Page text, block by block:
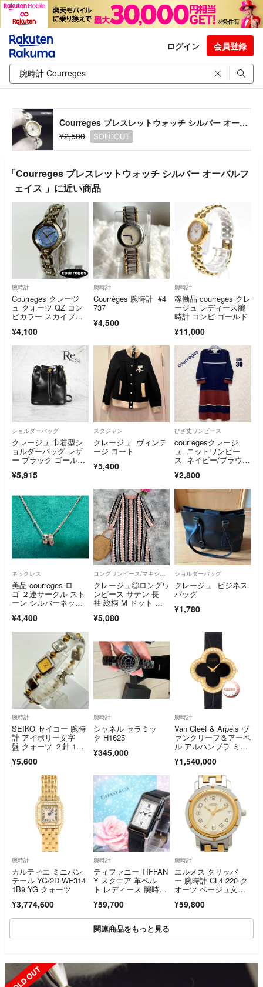
ログイン 会員登録
Courreges ブレスレットウォッチ シルバー オーバルフェイス
¥2,500
SOLDOUT
「Courreges ブレスレットウォッチ シルバー オーバルフ
ェイス 」に近い商品
腕時計
Courreges クレージ
ュ クォーツ QZ コン
ビカラー スカイブル
ット 腕時計 稼働 新品
電池
¥4,100
腕時計
Courrèges 腕時計 #4
737
¥4,500
腕時計
稼働品 courreges クレ
ージュ レディース腕
時計 コンビ ゴールド
¥11,000
ショルダーバッグ
クレージュ 巾着型シ
ョルダーバッグ レザ
ー ブラック ゴールド
¥5,915
スタジャン
クレージュ ヴィンテ
ージ コート
¥5,400
ひざ丈ワンピース
courregesクレージ
ュ ニットワンピー
ス ネイビー/ブラウ
¥2,800
ネックレス
美品 courreges ロ
ゴ ２連サークル スト
ーン シルバーネック
¥4,400
ロングワンピース/マキシワンピース
クレージュ◎ロングワ
ンピース サテン 長
袖 総柄 M ドット 水
¥5,080
ショルダーバッグ
クレージュ ビジネス
バッグ
¥1,780
腕時計
SEIKO セイコー 腕時
計 アイボリー文字
盤 クォーツ ２針 1E2
¥5,600
腕時計
シャネル セラミッ
ク H1625
¥345,000
腕時計
Van Cleef & Arpels ヴ
ァンクリーフ＆アーペ
ル アルハンブラ ミデ
チ VCARN5HZ00 オニ
キス K18YG【中古】
¥1,540,000
腕時計
カルティエ ミニパン
テール YG/2D WF314
1B9 YG クォーツ
¥3,774,600
腕時計
ティファニー TIFFAN
Y スクエア 革ベル
ト レディース 腕時
¥59,700
腕時計
エルメス クリッパ
ー 腕時計 CL4.220 ク
オーツ ベージュ文字
ル レディース HERM
ES 【214-83215】
¥59,800
関連商品をもっと見る
SOLD OUT